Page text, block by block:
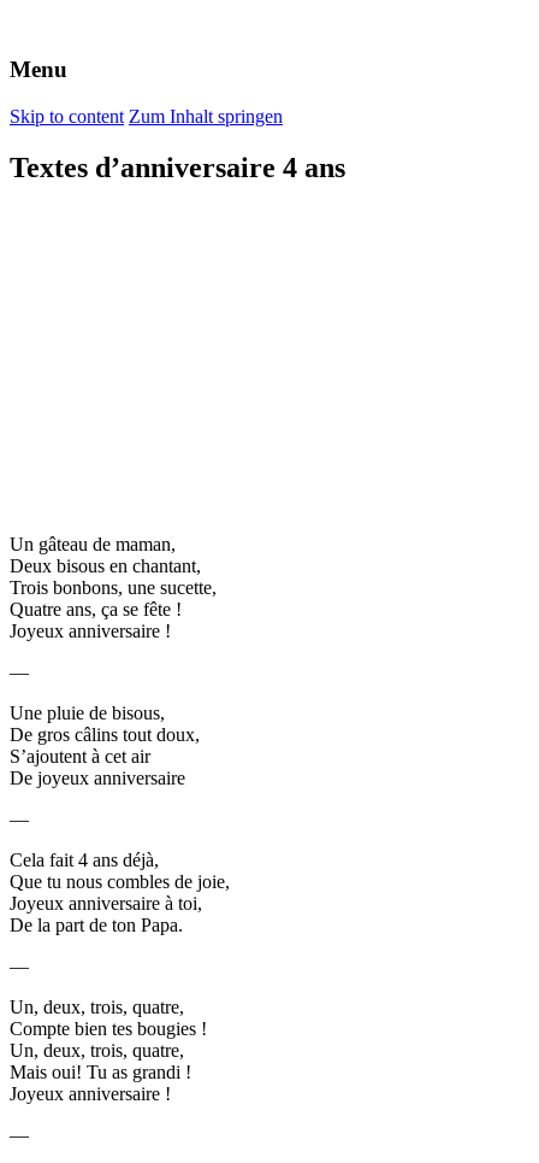
Menu
Skip to content Zum Inhalt springen
Textes d’anniversaire 4 ans
Un gâteau de maman,
Deux bisous en chantant,
Trois bonbons, une sucette,
Quatre ans, ça se fête !
Joyeux anniversaire !
—
Une pluie de bisous,
De gros câlins tout doux,
S’ajoutent à cet air
De joyeux anniversaire
—
Cela fait 4 ans déjà,
Que tu nous combles de joie,
Joyeux anniversaire à toi,
De la part de ton Papa.
—
Un, deux, trois, quatre,
Compte bien tes bougies !
Un, deux, trois, quatre,
Mais oui! Tu as grandi !
Joyeux anniversaire !
—